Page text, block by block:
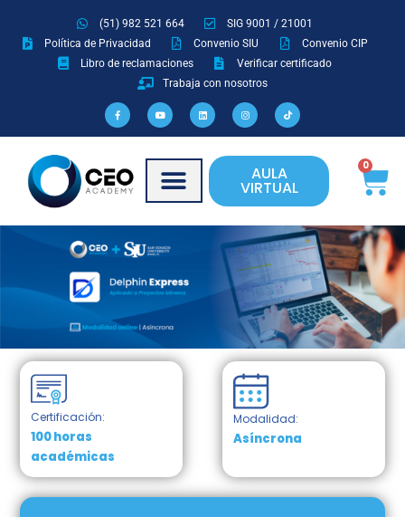
contenido
(51) 982 521 664
SIG 9001 / 21001
Política de Privacidad
Convenio SIU
Convenio CIP
Libro de reclamaciones
Verificar certificado
Trabaja con nosotros
F
a
c
k
-
f
Y
o
e
L
i
i
I
n
m
T
i
AULA
VIRTUAL
0
Certificación:
100 horas
académicas
Modalidad:
Asíncrona